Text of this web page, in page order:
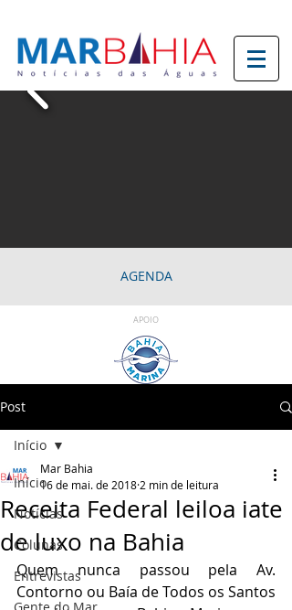
AGENDA
APOIO
Post
Início
Notícias
Colunas
Entrevistas
Início
Receita Federal leiloa iate
de luxo na Bahia
Mar Bahia
16 de mai. de 2018 2 min de leitura
Quem nunca passou pela Av.
Contorno ou Baía de Todos os Santos